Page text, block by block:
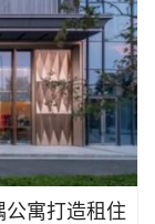
寓打造租住